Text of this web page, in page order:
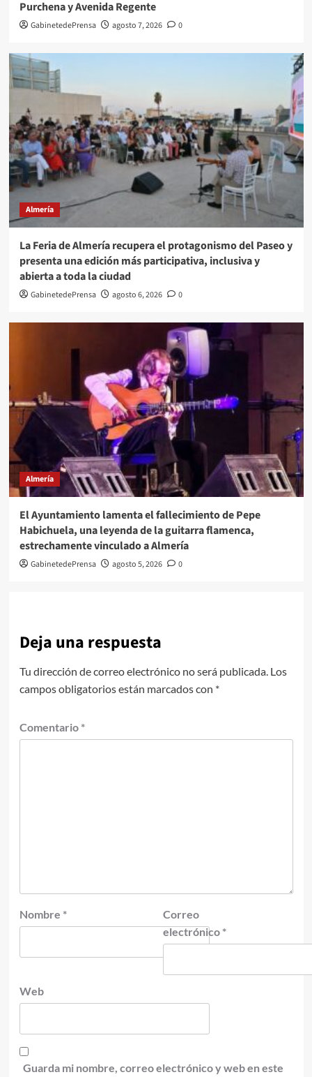
Purchena y Avenida Regente
GabinetedePrensa agosto 7, 2026 0
Almería
La Feria de Almería recupera el protagonismo del Paseo y
presenta una edición más participativa, inclusiva y
abierta a toda la ciudad
GabinetedePrensa agosto 6, 2026 0
Almería
El Ayuntamiento lamenta el fallecimiento de Pepe
Habichuela, una leyenda de la guitarra flamenca,
estrechamente vinculado a Almería
GabinetedePrensa agosto 5, 2026 0
Deja una respuesta
Tu dirección de correo electrónico no será publicada. Los
campos obligatorios están marcados con *
Comentario *
Nombre *
Correo
electrónico *
Web
Guarda mi nombre, correo electrónico y web en este